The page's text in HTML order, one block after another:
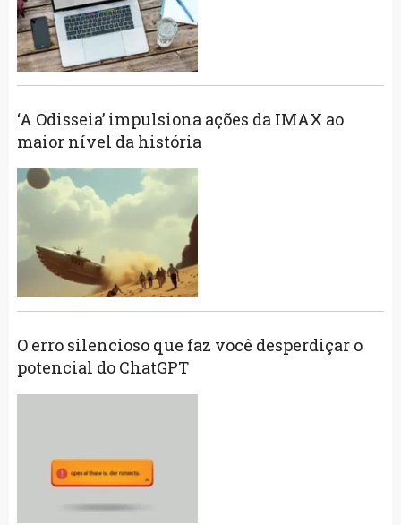
‘A Odisseia’ impulsiona ações da IMAX ao
maior nível da história
O erro silencioso que faz você desperdiçar o
potencial do ChatGPT